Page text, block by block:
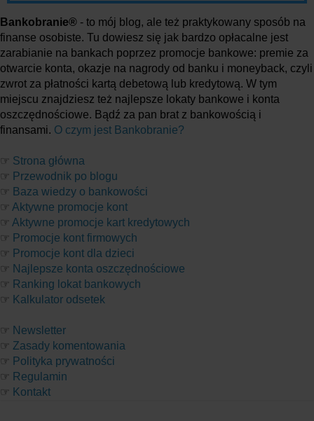
Bankobranie® - to mój blog, ale też praktykowany sposób na
finanse osobiste. Tu dowiesz się jak bardzo opłacalne jest
zarabianie na bankach poprzez promocje bankowe: premie za
otwarcie konta, okazje na nagrody od banku i moneyback, czyli
zwrot za płatności kartą debetową lub kredytową. W tym
miejscu znajdziesz też najlepsze lokaty bankowe i konta
oszczędnościowe. Bądź za pan brat z bankowością i
finansami. O czym jest Bankobranie?
☞ Strona główna
☞ Przewodnik po blogu
☞ Baza wiedzy o bankowości
☞ Aktywne promocje kont
☞ Aktywne promocje kart kredytowych
☞ Promocje kont firmowych
☞ Promocje kont dla dzieci
☞ Najlepsze konta oszczędnościowe
☞ Ranking lokat bankowych
☞ Kalkulator odsetek
☞ Newsletter
☞ Zasady komentowania
☞ Polityka prywatności
☞ Regulamin
☞ Kontakt